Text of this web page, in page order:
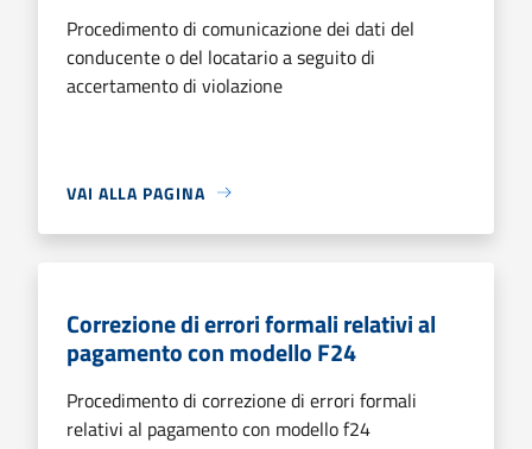
Procedimento di comunicazione dei dati del
conducente o del locatario a seguito di
accertamento di violazione
VAI ALLA PAGINA
Correzione di errori formali relativi al
pagamento con modello F24
Procedimento di correzione di errori formali
relativi al pagamento con modello f24